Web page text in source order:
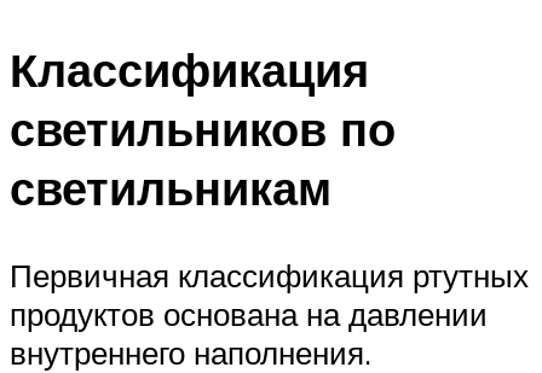
Классификация
светильников по
светильникам
Первичная классификация ртутных
продуктов основана на давлении
внутреннего наполнения.